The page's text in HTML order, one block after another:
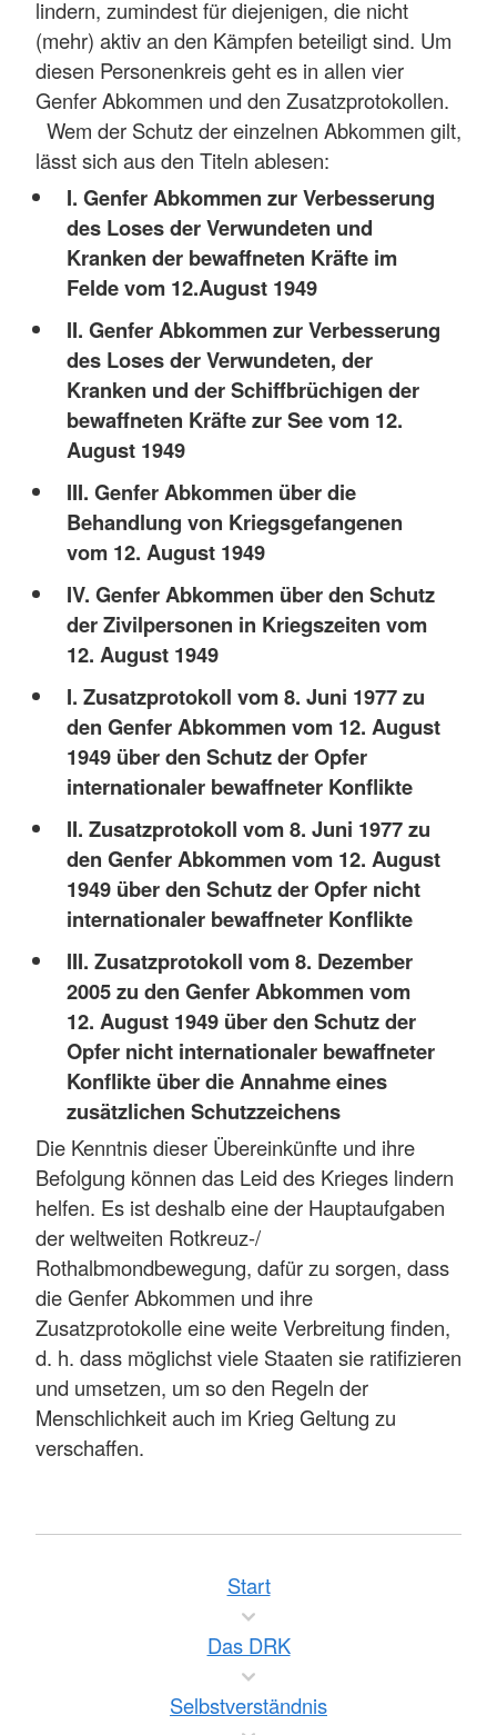
lindern, zumindest für diejenigen, die nicht
(mehr) aktiv an den Kämpfen beteiligt sind. Um
diesen Personenkreis geht es in allen vier
Genfer Abkommen und den Zusatzprotokollen.
Wem der Schutz der einzelnen Abkommen gilt,
lässt sich aus den Titeln ablesen:
I. Genfer Abkommen zur Verbesserung
des Loses der Verwundeten und
Kranken der bewaffneten Kräfte im
Felde vom 12.August 1949
II. Genfer Abkommen zur Verbesserung
des Loses der Verwundeten, der
Kranken und der Schiffbrüchigen der
bewaffneten Kräfte zur See vom 12.
August 1949
III. Genfer Abkommen über die
Behandlung von Kriegsgefangenen
vom 12. August 1949
IV. Genfer Abkommen über den Schutz
der Zivilpersonen in Kriegszeiten vom
12. August 1949
I. Zusatzprotokoll vom 8. Juni 1977 zu
den Genfer Abkommen vom 12. August
1949 über den Schutz der Opfer
internationaler bewaffneter Konflikte
II. Zusatzprotokoll vom 8. Juni 1977 zu
den Genfer Abkommen vom 12. August
1949 über den Schutz der Opfer nicht
internationaler bewaffneter Konflikte
III. Zusatzprotokoll vom 8. Dezember
2005 zu den Genfer Abkommen vom
12. August 1949 über den Schutz der
Opfer nicht internationaler bewaffneter
Konflikte über die Annahme eines
zusätzlichen Schutzzeichens
Die Kenntnis dieser Übereinkünfte und ihre
Befolgung können das Leid des Krieges lindern
helfen. Es ist deshalb eine der Hauptaufgaben
der weltweiten Rotkreuz-/
Rothalbmondbewegung, dafür zu sorgen, dass
die Genfer Abkommen und ihre
Zusatzprotokolle eine weite Verbreitung finden,
d. h. dass möglichst viele Staaten sie ratifizieren
und umsetzen, um so den Regeln der
Menschlichkeit auch im Krieg Geltung zu
verschaffen.
Start
Das DRK
Selbstverständnis